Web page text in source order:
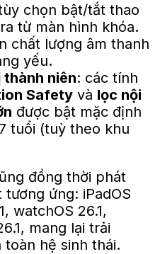
chọn bật/tắt thao
từ màn hình khóa.
chất lượng âm thanh
yếu.
niên: các tính
Safety và lọc nội
được bật mặc định
tuổi (tuỳ theo khu
đồng thời phát
ứng: iPadOS
watchOS 26.1,
mang lại trải
hệ sinh thái.